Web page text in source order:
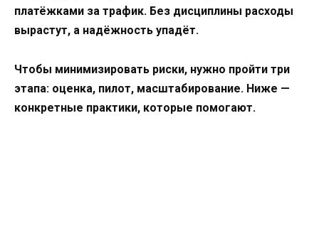
платёжками за трафик. Без дисциплины расходы
вырастут, а надёжность упадёт.
Чтобы минимизировать риски, нужно пройти три
этапа: оценка, пилот, масштабирование. Ниже —
конкретные практики, которые помогают.